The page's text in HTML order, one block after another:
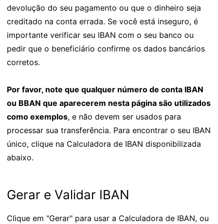
devolução do seu pagamento ou que o dinheiro seja
creditado na conta errada. Se você está inseguro, é
importante verificar seu IBAN com o seu banco ou
pedir que o beneficiário confirme os dados bancários
corretos.
Por favor, note que qualquer número de conta IBAN
ou BBAN que aparecerem nesta página são utilizados
como exemplos, e não devem ser usados para
processar sua transferência. Para encontrar o seu IBAN
único, clique na Calculadora de IBAN disponibilizada
abaixo.
Gerar e Validar IBAN
Clique em "Gerar" para usar a Calculadora de IBAN, ou